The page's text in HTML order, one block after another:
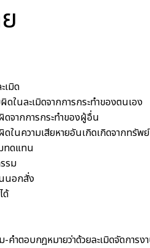
เมิด
ในละเมิดจากการกระทำของตนเอง
จากการกระทำของผู้อื่น
ในความเสียหายอันเกิดเกิดจากทรัพย์
ทดแทน
รม
นอกสั่ง
ด้
คำตอบกฎหมายว่าด้วยละเมิดจัดการง